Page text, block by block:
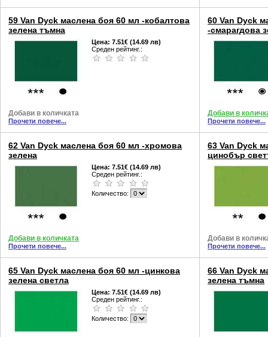
59 Van Dyck маслена боя 60 мл -кобалтова
зелена тъмна
Цена: 7.51€ (14.69 лв)
Среден рейтинг.:
Добави в количката
Прочети повече...
60 Van Dyck
-смарагдова
Добави в
Прочети повече...
62 Van Dyck маслена боя 60 мл -хромова
зелена
Цена: 7.51€ (14.69 лв)
Среден рейтинг.:
Количество:
Добави в количката
Прочети повече...
63 Van Dyck
цинобър
Добави в
Прочети повече...
65 Van Dyck маслена боя 60 мл -цинкова
зелена светла
Цена: 7.51€ (14.69 лв)
Среден рейтинг.:
Количество:
66 Van Dyck
зелена тъмна